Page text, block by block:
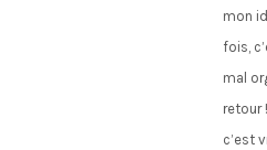
mon
fois,
mal
retour
c’est